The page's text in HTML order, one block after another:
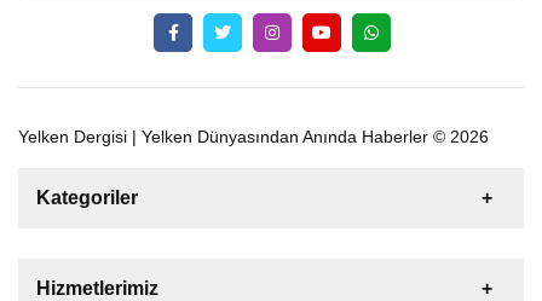
Yelken Dergisi | Yelken Dünyasından Anında Haberler © 2026
Kategoriler
Tekne
Hizmetlerimiz